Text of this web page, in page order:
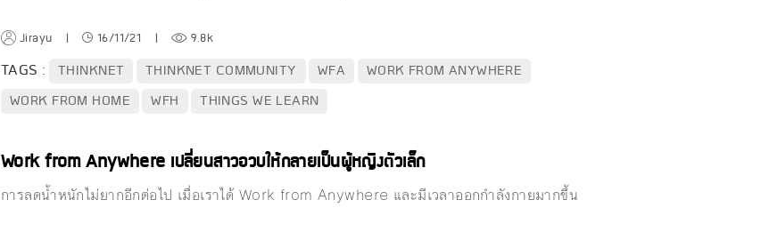
Jirayu | 16/11/21 | 9.8k
TAGS : THINKNET THINKNET COMMUNITY WFA
WORK FROM ANYWHERE
WORK FROM HOME
WFH THINGS WE LEARN
Work from Anywhere เปลี่ยนสาวอวบให้กลายเป็นผู้หญิงตัวเล็ก
การลดน้ำหนักไม่ยากอีกต่อไป เมื่อเราได้ Work from Anywhere และมีเวลาออกกำลังกายมากขึ้น